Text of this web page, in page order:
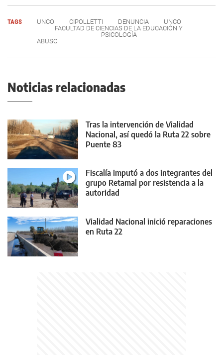
TAGS UNCO CIPOLLETTI DENUNCIA
UNCO
FACULTAD DE CIENCIAS DE LA EDUCACIÓN Y
PSICOLOGÍA
ABUSO
Noticias relacionadas
Tras la intervención de Vialidad
Nacional, así quedó la Ruta 22 sobre
Puente 83
Fiscalía imputó a dos integrantes del
grupo Retamal por resistencia a la
autoridad
Vialidad Nacional inició reparaciones
en Ruta 22